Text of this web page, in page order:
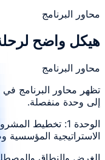
محاور البرنامج
هيكل واضح
محاور البرنامج
تظهر محاور البرنامج
إلى وحدة منفصلة.
الوحدة 1: تخطيط
الاستراتيجية المؤسسية
الغرض والنطاق